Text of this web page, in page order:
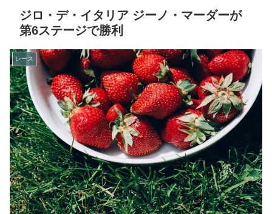
ジロ・デ・イタリア ジーノ・マーダーが
第6ステージで勝利
レース